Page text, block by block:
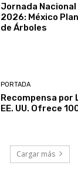
Jornada
2026: México
de Árboles
PORTADA
Recompensa por
EE. UU. Ofrece
Cargar más